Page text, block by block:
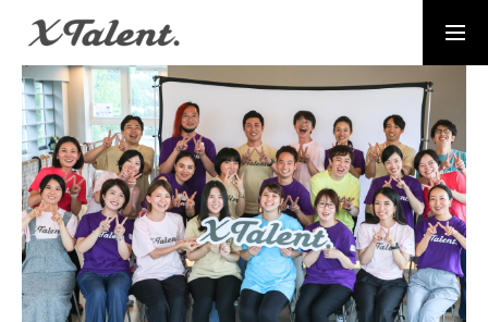
採用情報
MESSAGE
代表メッセージ
PRESIDENT
代表紹介